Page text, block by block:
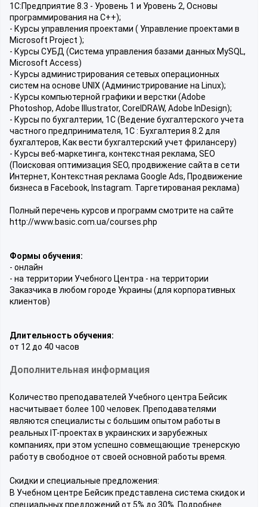
1С:Предприятие 8.3 - Уровень 1 и Уровень 2, Основы
программирования на С++);
- Курсы управления проектами ( Управление проектами в
Microsoft Project );
- Курсы СУБД (Система управления базами данных MySQL,
Microsoft Access)
- Курсы администрирования сетевых операционных
систем на основе UNIX (Администрирование на Linux);
- Курсы компьютерной графики и верстки (Adobe
Photoshop, Adobe Illustrator, CorelDRAW, Adobe InDesign);
- Курсы по бухгалтерии, 1С (Ведение бухгалтерского учета
частного предпринимателя, 1С : Бухгалтерия 8.2 для
бухгалтеров, Как вести бухгалтерский учет фрилансеру)
- Курсы веб-маркетинга, контекстная реклама, SEO
(Поисковая оптимизация SEO, продвижение сайта в сети
Интернет, Контекстная реклама Google Ads, Продвижение
бизнеса в Facebook, Instagram. Таргетированая реклама)
Полный перечень курсов и программ смотрите на сайте
http://www.basic.com.ua/courses.php
Формы обучения:
- онлайн
- на территории Учебного Центра - на территории
Заказчика в любом городе Украины (для корпоративных
клиентов)
Длительность обучения:
от 12 до 40 часов
Дополнительная информация
Количество преподавателей Учебного центра Бейсик
насчитывает более 100 человек. Преподавателями
являются специалисты с большим опытом работы в
реальных IT-проектах в украинских и зарубежных
компаниях, при этом успешно совмещающие тренерскую
работу в свободное от своей основной работы время.
Скидки и специальные предложения:
В Учебном центре Бейсик представлена система скидок и
специальных предложений от 5% до 30%. Подробнее